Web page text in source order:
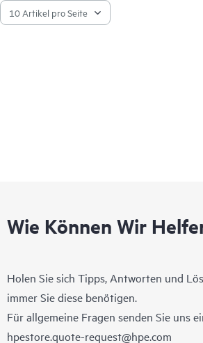
Wie Können Wir
Holen Sie sich Tipps, Antworten und
immer Sie diese benötigen.
Für allgemeine Fragen senden Sie uns
hpestore.quote-request@hpe.com